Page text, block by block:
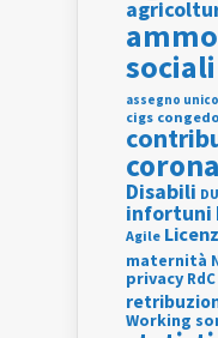
sociali
assegno unico
cigs congedo
Disabili
infortuni
Agile
maternità
privacy RdC
Working